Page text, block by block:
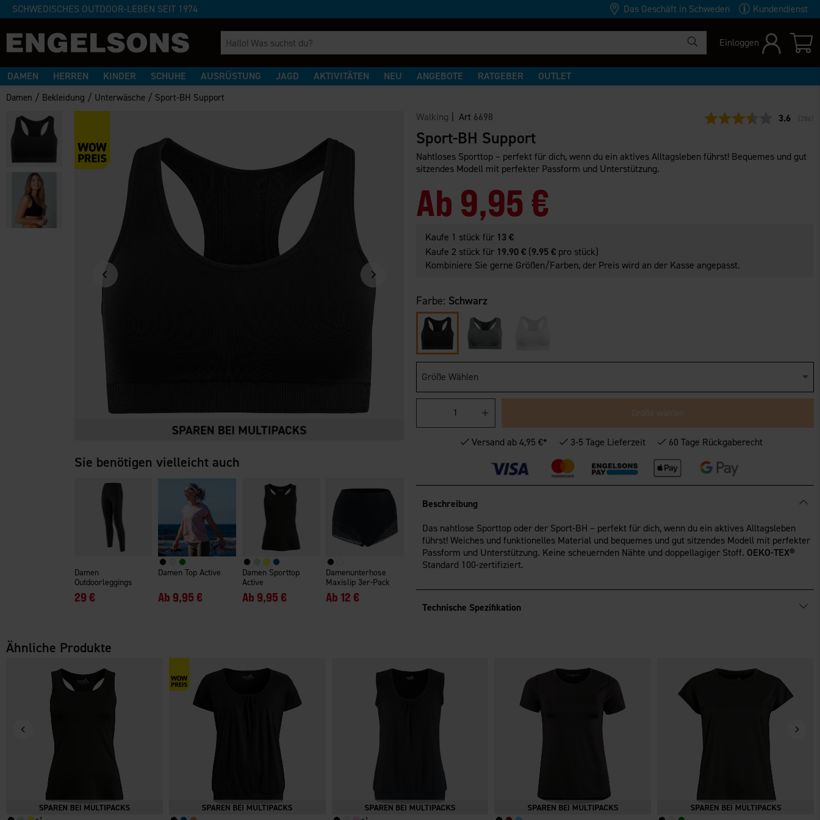
SCHWEDISCHES OUTDOOR-LEBEN SEIT 1974 Das Geschäft in Schweden Kundendienst
Einloggen
DAMEN HERREN KINDER SCHUHE AUSRÜSTUNG JAGD AKTIVITÄTEN NEU ANGEBOTE RATGEBER OUTLET
Damen / Bekleidung / Unterwäsche / Sport-BH Support
Sie benötigen vielleicht auch
Damen
Outdoorleggings
29 €
Damen Top Active
Ab 9,95 €
Damen Sporttop
Active
Ab 9,95 €
Damenunterhose
Maxislip 3er-Pack
Ab12 €
Walking | Art 6698 3.6 (286
Sport-BH Support
Nahtloses Sporttop – perfekt für dich, wenn du ein aktives Alltagsleben führst! Bequemes und gut
sitzendes Modell mit perfekter Passform und Unterstützung.
Ab 9,95 €
Kaufe 1 stück für 13 €
Kaufe 2 stück für 19.90 € (9.95 € pro stück)
Kombiniere Sie gerne Größen/Farben, der Preis wird an der Kasse angepasst.
Farbe: Schwarz
Größe Wählen
Größe wählen
Versand ab 4,95 €* 3-5 Tage Lieferzeit 60 Tage Rückgaberecht
Beschreibung
Das nahtlose Sporttop oder der Sport-BH – perfekt für dich, wenn du ein aktives Alltagsleben
führst! Weiches und funktionelles Material und bequemes und gut sitzendes Modell mit perfekter
Passform und Unterstützung. Keine scheuernden Nähte und doppellagiger Stoff. OEKO-TEX®
Standard 100-zertifiziert.
Technische Spezifikation
Ähnliche Produkte